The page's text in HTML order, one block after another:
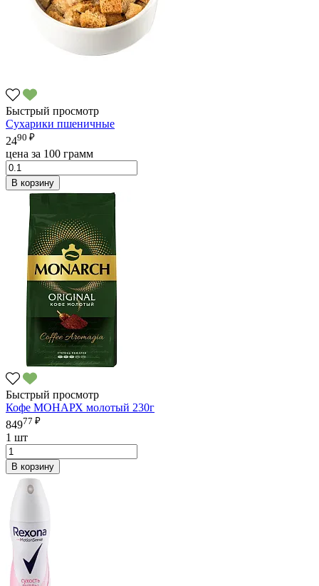
Быстрый просмотр
Сухарики пшеничные
2490 ₽
цена за 100 грамм
В корзину
Быстрый просмотр
Кофе МОНАРХ молотый 230г
84977 ₽
1 шт
В корзину